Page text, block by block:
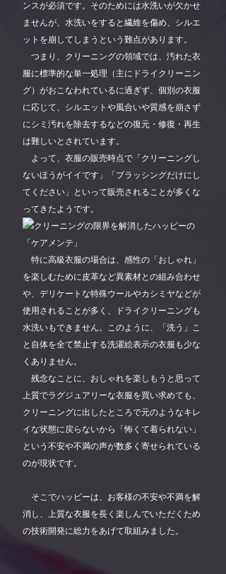
ンスが必須です。そのためには水洗いが欠かせ
ませんが、水洗いをすると繊維を傷め、シルエ
ットを崩してしまうという難点があります。
つまり、クリーニングの領域では、汚れた衣
服に標準的な単一処理（主にドライクリーニン
グ）がおこなわれているに過ぎず、個別の衣服
に応じて、シルエットや風合いや質感を崩さず
にシミ汚れを除去するなどの復元・修復・再生
は難しいとされています。
よって、衣服の販売時点で「クリーニングし
ないほうがイイです」「ブラッシングだけにし
てください」といって販売されることが多くな
ってきたようです。
特に高級衣服の場合は、感性の「おしゃれ」
を楽しむために皮革など異素材との組み合わせ
や、デリケートな特殊ウールやカシミヤなどが
使用されることが多く、ドライクリーニングも
水洗いもできません。このように、「洗う」こ
と自体を全て禁止する洗濯絵表示の衣服も少な
くありません。
残念なことに、おしゃれを楽しもうと思って
上質でラグジュアリーな衣服を買い求めても、
クリーニングに出したところで元のようなキレ
イな状態に戻らないから「怖くて着られない」
という不安や不満の声が数多く寄せられている
のが現状です。
そこでハッピーは、お客様の不安や不満を解
消し、上質な衣服を長く楽しんでいただくため
の技術開発に総力をあげて取組みました。